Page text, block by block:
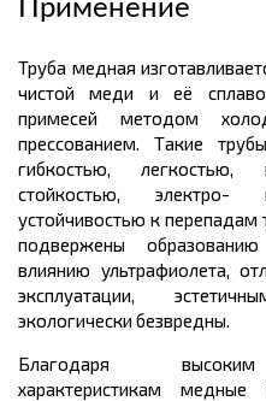
Применение
Труба медная
чистой меди и её
примесей методом
прессованием. Такие
гибкостью, легкостью,
стойкостью, электро-
устойчивостью к перепадам
подвержены
влиянию ультрафиолета,
эксплуатации,
экологически безвредны.
Благодаря высоким
характеристикам